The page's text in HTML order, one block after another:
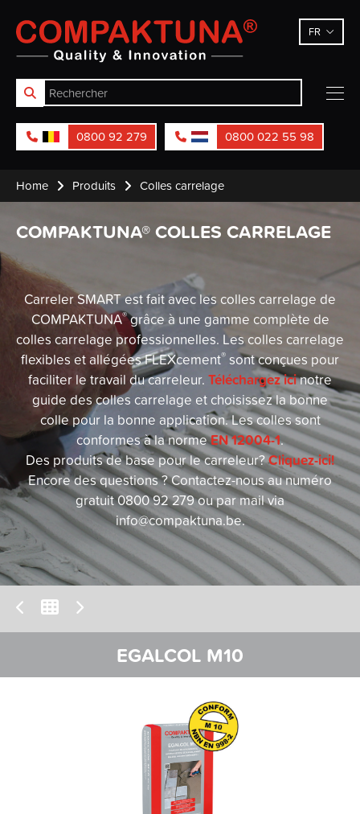
Compaktuna FR
0800 92 279 0800 022 55 98
Home Produits Colles carrelage
COMPAKTUNA® COLLES CARRELAGE
Carreler SMART est fait avec les colles carrelage de
COMPAKTUNA®grâce à une gamme complète de
colles carrelage professionnelles. Les colles carrelage
flexibles et allégées FLEXcement® sont conçues pour
faciliter le travail du carreleur. Téléchargez icinotre
guide des colles carrelage et choisissez la bonne
colle pour la bonne application. Les colles sont
conformes à la normeEN 12004-1.
Des produits de base pour le carreleur?Cliquez-ici!
Encore des questions ? Contactez-nous au numéro
gratuit 0800 92 279 ou par mail via
info@compaktuna.be.
EGALCOL M10